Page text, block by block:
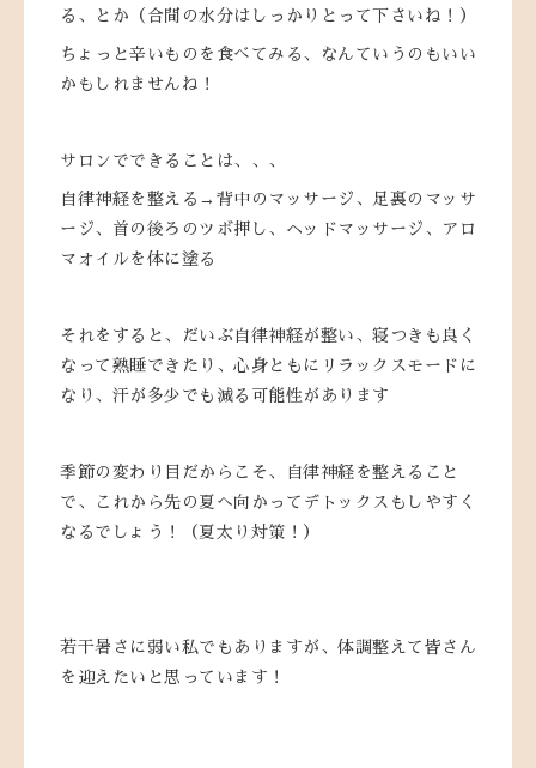
る、とか（合間の水分はしっかりとって下さいね！）
ちょっと辛いものを食べてみる、なんていうのもいい
かもしれませんね！
サロンでできることは、、、
自律神経を整える→背中のマッサージ、足裏のマッサ
ージ、首の後ろのツボ押し、ヘッドマッサージ、アロ
マオイルを体に塗る
それをすると、だいぶ自律神経が整い、寝つきも良く
なって熟睡できたり、心身ともにリラックスモードに
なり、汗が多少でも減る可能性があります
季節の変わり目だからこそ、自律神経を整えること
で、これから先の夏へ向かってデトックスもしやすく
なるでしょう！（夏太り対策！）
若干暑さに弱い私でもありますが、体調整えて皆さん
を迎えたいと思っています！